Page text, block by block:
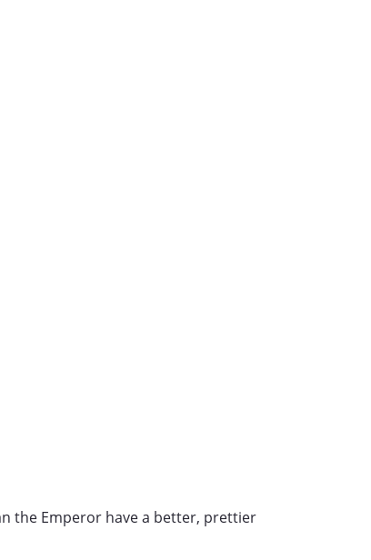
the Emperor have a better, prettier